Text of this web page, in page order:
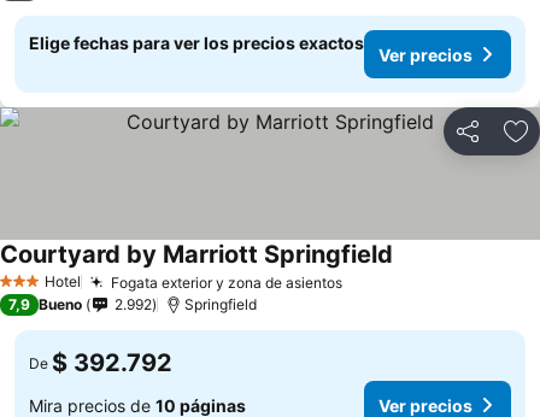
Elige fechas para ver los precios exactos
Ver precios
Compartir
3 Estrellas
Hotel Fogata exterior y zona de asientos
Courtyard by Marriott Springfield
7,9 Bueno 2.992 Springfield
De $ 392.792
Mira precios de 10 páginas Ver precios